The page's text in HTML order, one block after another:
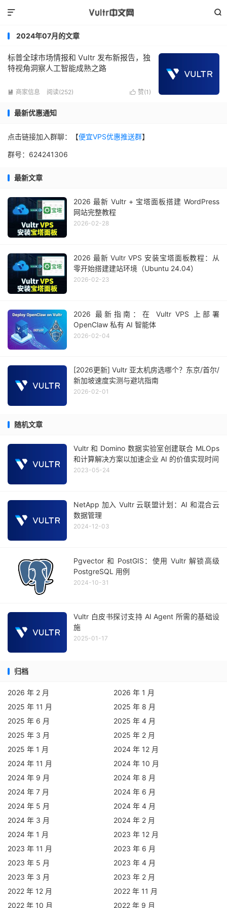


2024年07月的文章
标普全球市场情报和 Vultr 发布新报告，独
特视角洞察人工智能成熟之路
 商家信息 阅读(252)  赞(1 )
最新优惠通知
点击链接加入群聊：【便宜VPS优惠推送群】
群号：624241306
最新文章
2026 最新 Vultr + 宝塔面板搭建 WordPress
网站完整教程
2026-02-28
2026 最新 Vultr VPS 安装宝塔面板教程：从
零开始搭建建站环境（Ubuntu 24.04）
2026-02-23
2026 最新指南：在 Vultr VPS 上部署
OpenClaw 私有 AI 智能体
2026-02-04
[2026更新] Vultr 亚太机房选哪个？东京/首尔/
新加坡速度实测与避坑指南
2026-02-01
随机文章
Vultr 和 Domino 数据实验室创建联合 MLOps
和计算解决方案以加速企业 AI 的价值实现时间
2023-05-24
NetApp 加入 Vultr 云联盟计划：AI 和混合云
数据管理
2024-12-03
Pgvector 和 PostGIS：使用 Vultr 解锁高级
PostgreSQL 用例
2024-10-31
Vultr 白皮书探讨支持 AI Agent 所需的基础设
施
2025-01-17
归档
2026 年 2 月
2026 年 1 月
2025 年 11 月
2025 年 8 月
2025 年 6 月
2025 年 4 月
2025 年 3 月
2025 年 2 月
2025 年 1 月
2024 年 12 月
2024 年 11 月
2024 年 10 月
2024 年 9 月
2024 年 8 月
2024 年 7 月
2024 年 6 月
2024 年 5 月
2024 年 4 月
2024 年 3 月
2024 年 2 月
2024 年 1 月
2023 年 12 月
2023 年 11 月
2023 年 6 月
2023 年 5 月
2023 年 4 月
2023 年 3 月
2023 年 2 月
2022 年 12 月
2022 年 11 月
2022 年 10 月
2022 年 9 月